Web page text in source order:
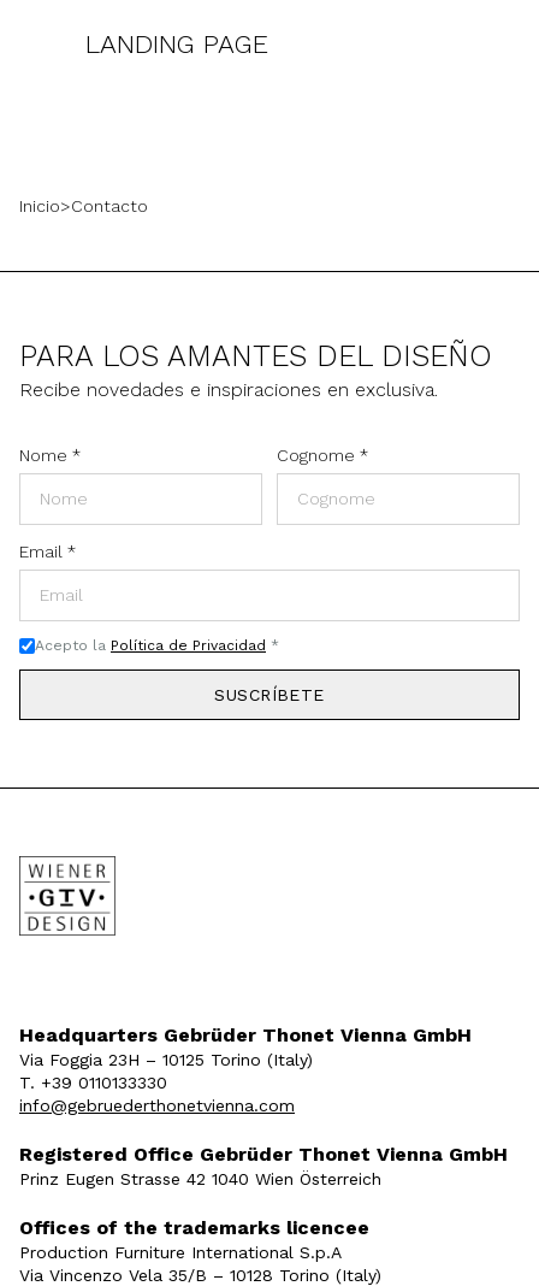
LANDING PAGE
Inicio>Contacto
PARA LOS AMANTES DEL DISEÑO
Recibe novedades e inspiraciones en exclusiva.
Nome * Cognome *
Email *
Acepto la Política de Privacidad *
SUSCRÍBETE
Headquarters Gebrüder Thonet Vienna GmbH
Via Foggia 23H – 10125 Torino (Italy)
T. +39 0110133330
info@gebruederthonetvienna.com
Registered Office Gebrüder Thonet Vienna GmbH
Prinz Eugen Strasse 42 1040 Wien Österreich
Offices of the trademarks licencee
Production Furniture International S.p.A
Via Vincenzo Vela 35/B – 10128 Torino (Italy)